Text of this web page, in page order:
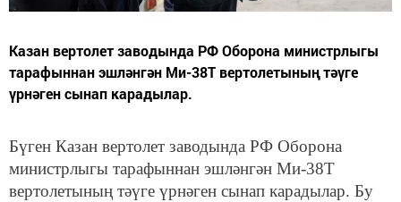
Казан вертолет заводында РФ Оборона министрлыгы
тарафыннан эшләнгән Ми-38Т вертолетының тәүге
үрнәген сынап карадылар.
Бүген Казан вертолет заводында РФ Оборона
министрлыгы тарафыннан эшләнгән Ми-38Т
вертолетының тәүге үрнәген сынап карадылар. Бу